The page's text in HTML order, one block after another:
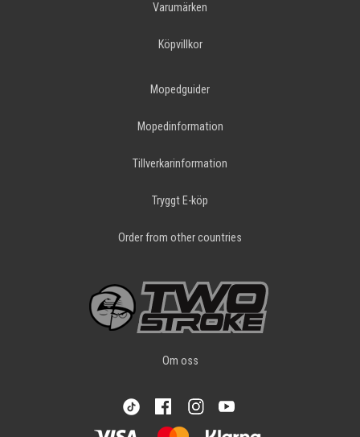
Varumärken
Köpvillkor
Mopedguider
Mopedinformation
Tillverkarinformation
Tryggt E-köp
Order from other countries
Om oss